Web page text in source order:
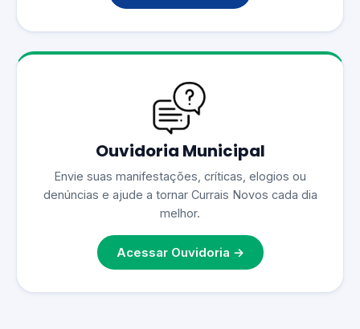
Ouvidoria Municipal
Envie suas manifestações, críticas, elogios ou
denúncias e ajude a tornar Currais Novos cada dia
melhor.
Acessar Ouvidoria →